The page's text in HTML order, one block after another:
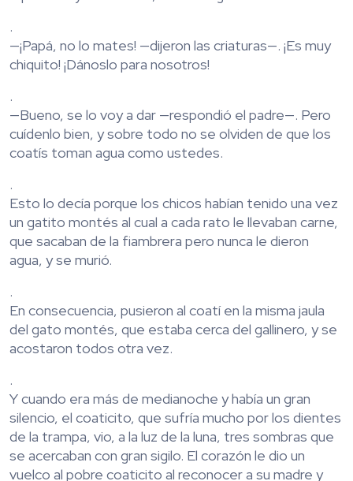
.
—¡Papá, no lo mates! —dijeron las criaturas—. ¡Es muy
chiquito! ¡Dánoslo para nosotros!
.
—Bueno, se lo voy a dar —respondió el padre—. Pero
cuídenlo bien, y sobre todo no se olviden de que los
coatís toman agua como ustedes.
.
Esto lo decía porque los chicos habían tenido una vez
un gatito montés al cual a cada rato le llevaban carne,
que sacaban de la fiambrera pero nunca le dieron
agua, y se murió.
.
En consecuencia, pusieron al coatí en la misma jaula
del gato montés, que estaba cerca del gallinero, y se
acostaron todos otra vez.
.
Y cuando era más de medianoche y había un gran
silencio, el coaticito, que sufría mucho por los dientes
de la trampa, vio, a la luz de la luna, tres sombras que
se acercaban con gran sigilo. El corazón le dio un
vuelco al pobre coaticito al reconocer a su madre y